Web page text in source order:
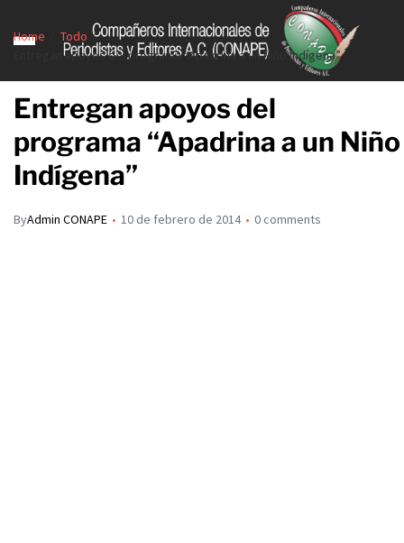
Home
Todo
Entregan apoyos del programa “Apadrina a un Niño Indígena”
Entregan apoyos del
programa “Apadrina a un Niño
Indígena”
ByAdmin CONAPE 10 de febrero de 2014 0 comments